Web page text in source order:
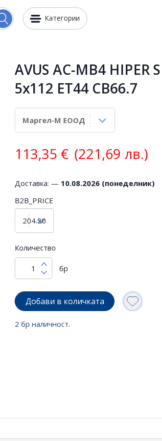
Категории
AVUS AC-MB4 HIPER
5x112 ET44 CB66.7
113,35 € (221,69 лв.)
Доставка: — 10.08.2026 (понеделник)
B2B_PRICE
Количество
бр
Добави в количката
2 бр наличност.